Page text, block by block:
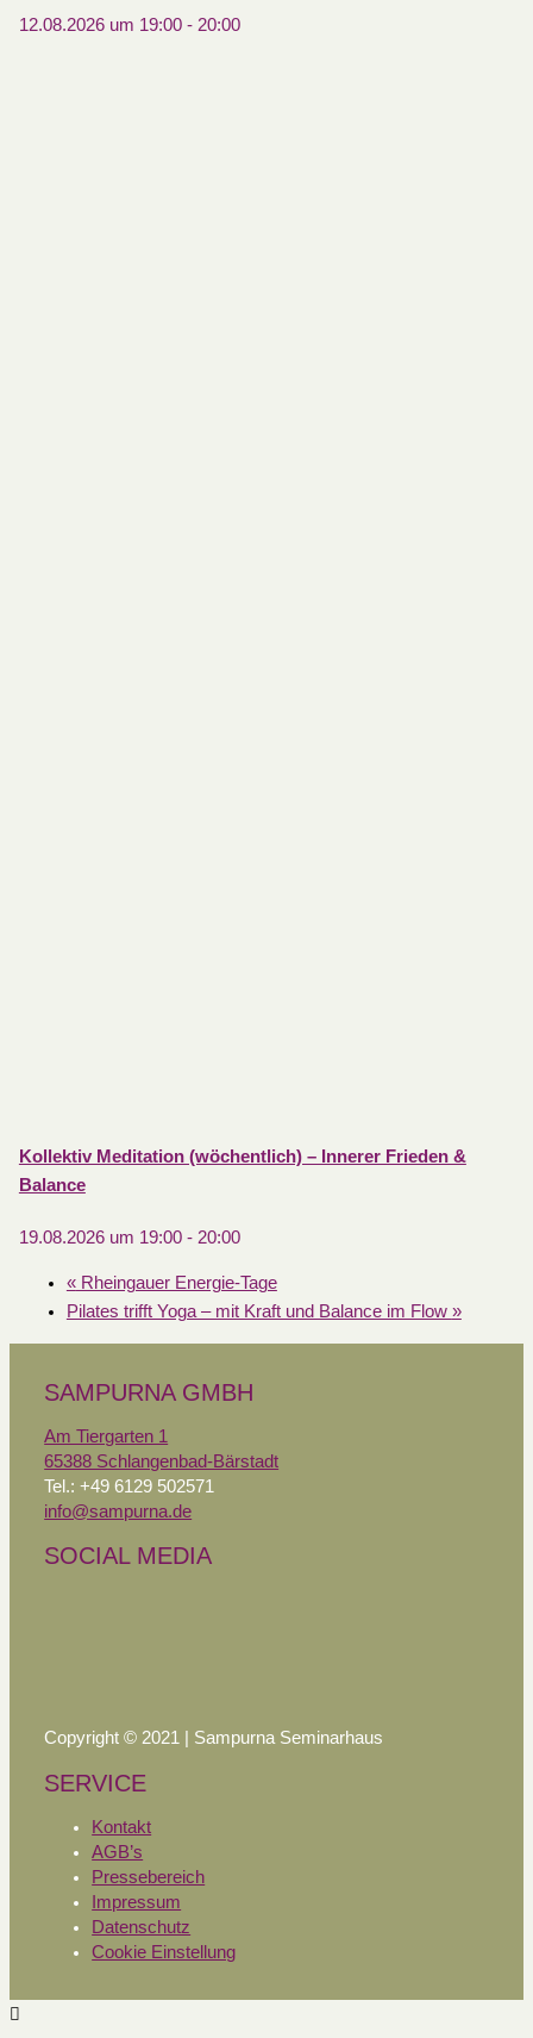
12.08.2026 um 19:00- 20:00
Kollektiv Meditation (wöchentlich) – Innerer Frieden &
Balance
19.08.2026 um 19:00- 20:00
«Rheingauer Energie-Tage
Pilates trifft Yoga – mit Kraft und Balance im Flow »
SAMPURNA GMBH
Am Tiergarten 1
65388 Schlangenbad-Bärstadt
Tel.: +49 6129 502571
info@sampurna.de
SOCIAL MEDIA
Copyright © 2021 | Sampurna Seminarhaus
SERVICE
Kontakt
AGB’s
Pressebereich
Impressum
Datenschutz
Cookie Einstellung